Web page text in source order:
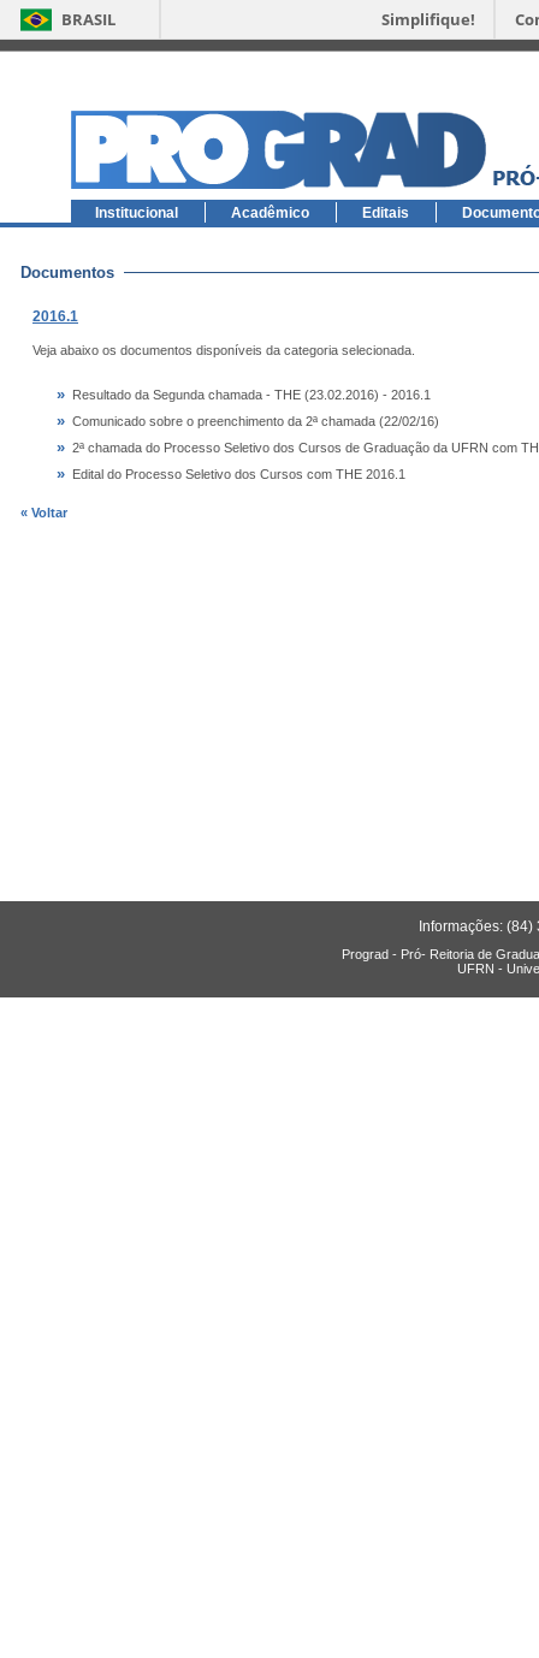
BRASIL Simplifique!
Institucional Acadêmico Editais
Documentos
2016.1
Veja abaixo os documentos disponíveis da categoria selecionada.
» Resultado da Segunda chamada - THE (23.02.2016) - 2016.1
» Comunicado sobre o preenchimento da 2ª chamada (22/02/16)
» 2ª chamada do Processo Seletivo dos Cursos de Graduação da UFRN com
» Edital do Processo Seletivo dos Cursos com THE 2016.1
« Voltar
Informações:
Prograd - Pró- Reitoria de
UFRN -